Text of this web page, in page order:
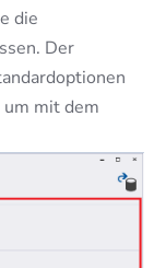
die
Der
um mit dem